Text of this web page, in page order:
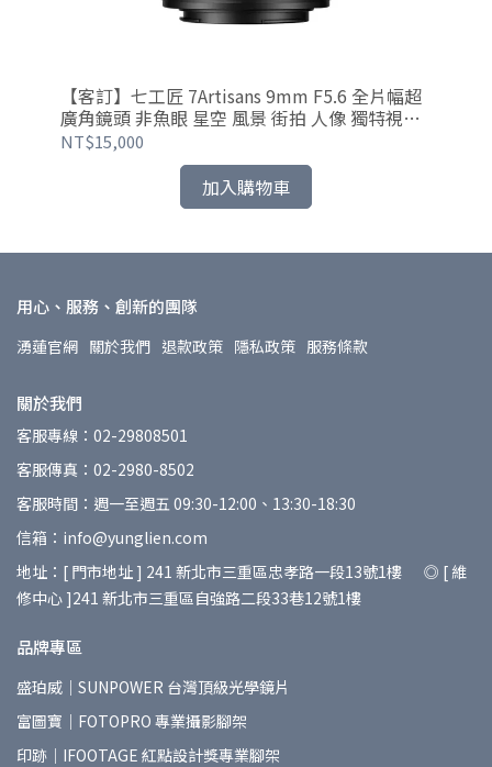
【客訂】七工匠 7Artisans 9mm F5.6 全片幅超
廣角鏡頭 非魚眼 星空 風景 街拍 人像 獨特視角
近似零變形 - 可上34mm後置濾鏡
NT$15,000
加入購物車
用心、服務、創新的團隊
湧蓮官網 關於我們 退款政策 隱私政策 服務條款
關於我們
客服專線：02-29808501
客服傳真：02-2980-8502
客服時間：週一至週五 09:30-12:00、13:30-18:30
信箱：info@yunglien.com
地址：[ 門市地址 ] 241 新北市三重區忠孝路一段13號1樓 ◎ [ 維
修中心 ]241 新北市三重區自強路二段33巷12號1樓
品牌專區
盛珀威｜SUNPOWER 台灣頂級光學鏡片
富圖寶｜FOTOPRO 專業攝影腳架
印跡｜IFOOTAGE 紅點設計獎專業腳架